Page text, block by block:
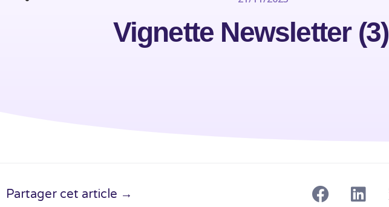
Vignette Newsletter (3)
Partager cet article →